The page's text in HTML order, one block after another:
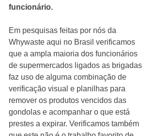
funcionário.
Em pesquisas feitas por nós da
Whywaste aqui no Brasil verificamos
que a ampla maioria dos funcionários
de supermercados ligados as brigadas
faz uso de alguma combinação de
verificação visual e planilhas para
remover os produtos vencidos das
gondolas e acompanhar o que está
prestes a expirar. Verificamos também